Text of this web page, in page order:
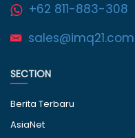
+62 811-883-308
sales@imq21.com
SECTION
Berita Terbaru
AsiaNet